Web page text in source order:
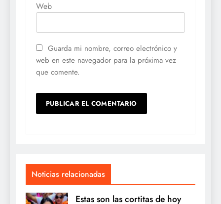
Web
Guarda mi nombre, correo electrónico y
web en este navegador para la próxima vez
que comente.
Noticias relacionadas
Estas son las cortitas de hoy